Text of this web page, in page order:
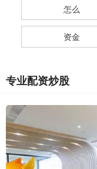
怎么
资金
专业配资炒股